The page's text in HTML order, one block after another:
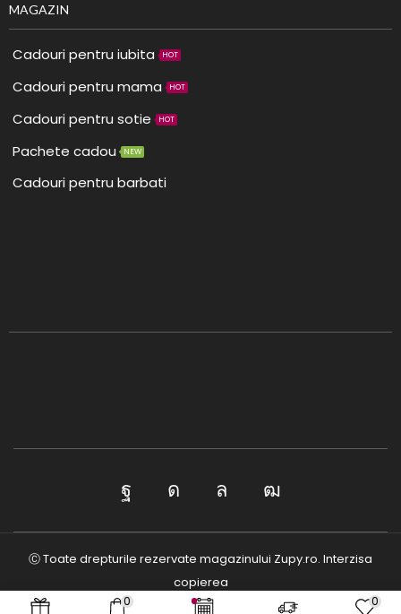
MAGAZIN
Cadouri pentru iubita HOT
Cadouri pentru mama HOT
Cadouri pentru sotie HOT
Pachete cadou NEW
Cadouri pentru barbati
Ⓒ Toate drepturile rezervate magazinului Zupy.ro. Interzisa
copierea
0 0